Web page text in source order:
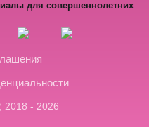
для совершеннолетних
2018 - 2026